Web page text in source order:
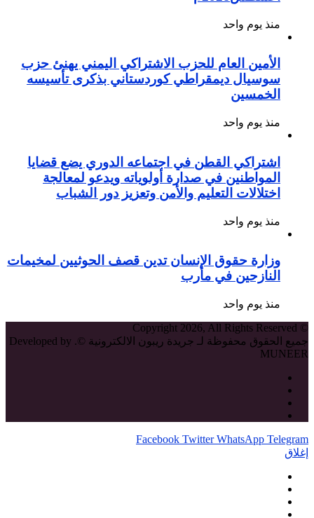
منذ يوم واحد
الأمين العام للحزب الاشتراكي اليمني يهنئ حزب
سوسيال ديمقراطي كوردستاني بذكرى تأسيسه
الخمسين
منذ يوم واحد
اشتراكي القطن في اجتماعه الدوري يضع قضايا
المواطنين في صدارة أولوياته ويدعو لمعالجة
اختلالات التعليم والأمن وتعزيز دور الشباب
منذ يوم واحد
وزارة حقوق الإنسان تدين قصف الحوثيين لمخيمات
النازحين في مأرب
منذ يوم واحد
© Copyright 2026, All Rights Reserved
جميع الحقوق محفوظة لـ جريدة ريبون الالكترونية ©. Developed by
MUNEER
Facebook Twitter WhatsApp Telegram
إغلاق